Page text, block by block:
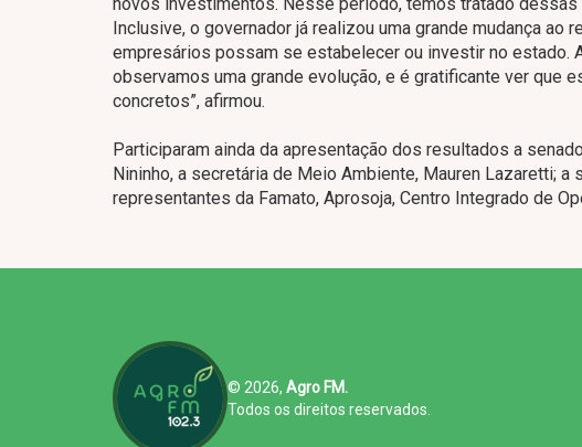
Inclusive, o governador já realizou uma grande mudança
empresários possam se estabelecer ou investir no estado.
observamos uma grande evolução, e é gratificante ver que
concretos”, afirmou.
Participaram ainda da apresentação dos resultados a
Nininho, a secretária de Meio Ambiente, Mauren Lazaretti;
representantes da Famato, Aprosoja, Centro Integrado de
© 2026, Agro FM.
Todos os direitos reservados.